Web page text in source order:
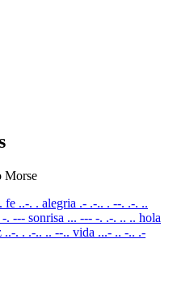
Morse
fe ..-. . alegria .- .-.. . --. .-. ..
-. --- sonrisa ... --- -. .-. .. .. hola
..-. . .-.. .. --.. vida ...- .. -.. .-